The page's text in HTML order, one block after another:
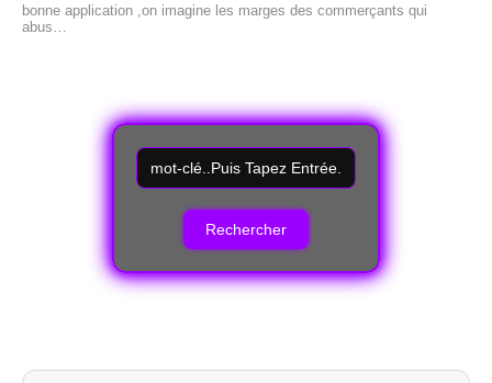
bonne application ,on imagine les marges des commerçants qui
abus…
R
e
c